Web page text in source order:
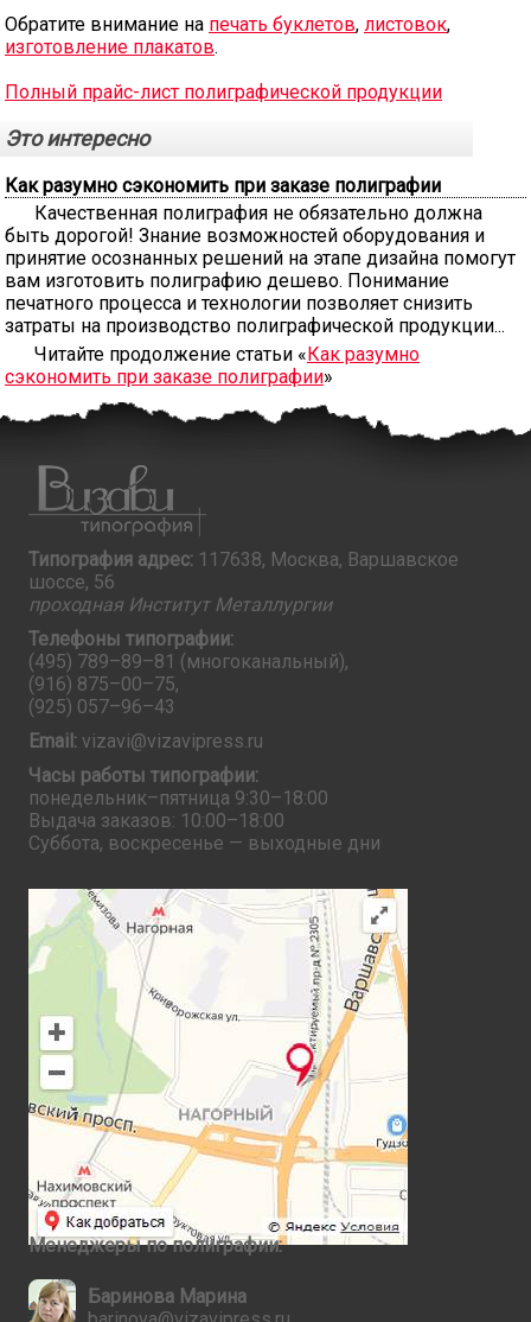
Обратите внимание на печать буклетов, листовок,
изготовление плакатов.
Полный прайс-лист полиграфической продукции
Это интересно
Как разумно сэкономить при заказе полиграфии
Качественная полиграфия не обязательно должна
быть дорогой! Знание возможностей оборудования и
принятие осознанных решений на этапе дизайна помогут
вам изготовить полиграфию дешево. Понимание
печатного процесса и технологии позволяет снизить
затраты на производство полиграфической продукции...
Читайте продолжение статьи « Как разумно
сэкономить при заказе полиграфии»
Типография адрес: 117638, Москва, Варшавское
шоссе, 56
проходная Институт Металлургии
Телефоны типографии:
(495) 789–89–81 (многоканальный),
(916) 875–00–75,
(925) 057–96–43
Email: vizavi@vizavipress.ru
Часы работы типографии:
понедельник–пятница 9:30–18:00
Выдача заказов: 10:00–18:00
Суббота, воскресенье — выходные дни
Менеджеры по полиграфии:
Баринова Марина